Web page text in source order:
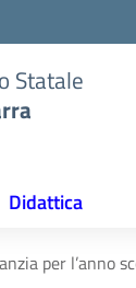
Statale
Didattica
per l’anno